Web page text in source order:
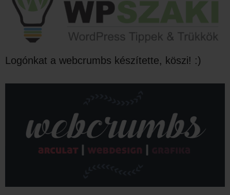
Logónkat a webcrumbs készítette, köszi! :)